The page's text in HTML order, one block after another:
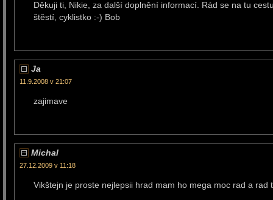
Děkuji ti, Nikie, za další doplnění informací. Rád se na tu
štěstí, cyklistko :-) Bob
Ja
11.9.2008 v 21:07
zajimave
Michal
27.12.2009 v 11:18
Vikštejn je proste nejlepsii hrad mam ho mega moc rad a rad